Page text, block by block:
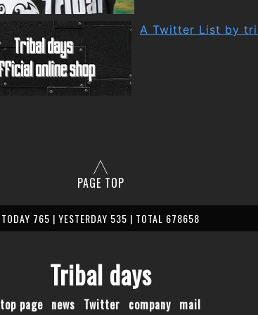
A Twitter List by
PAGE TOP
TODAY 765 | YESTERDAY 535 | TOTAL 678658
Tribal days
top page news Twitter company mail